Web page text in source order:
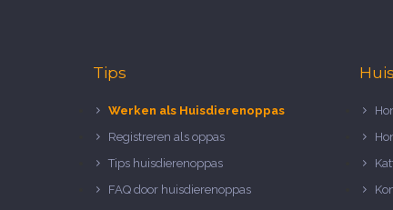
Tips
Werken als Huisdierenoppas
Registreren als oppas
Tips huisdierenoppas
FAQ door huisdierenoppas